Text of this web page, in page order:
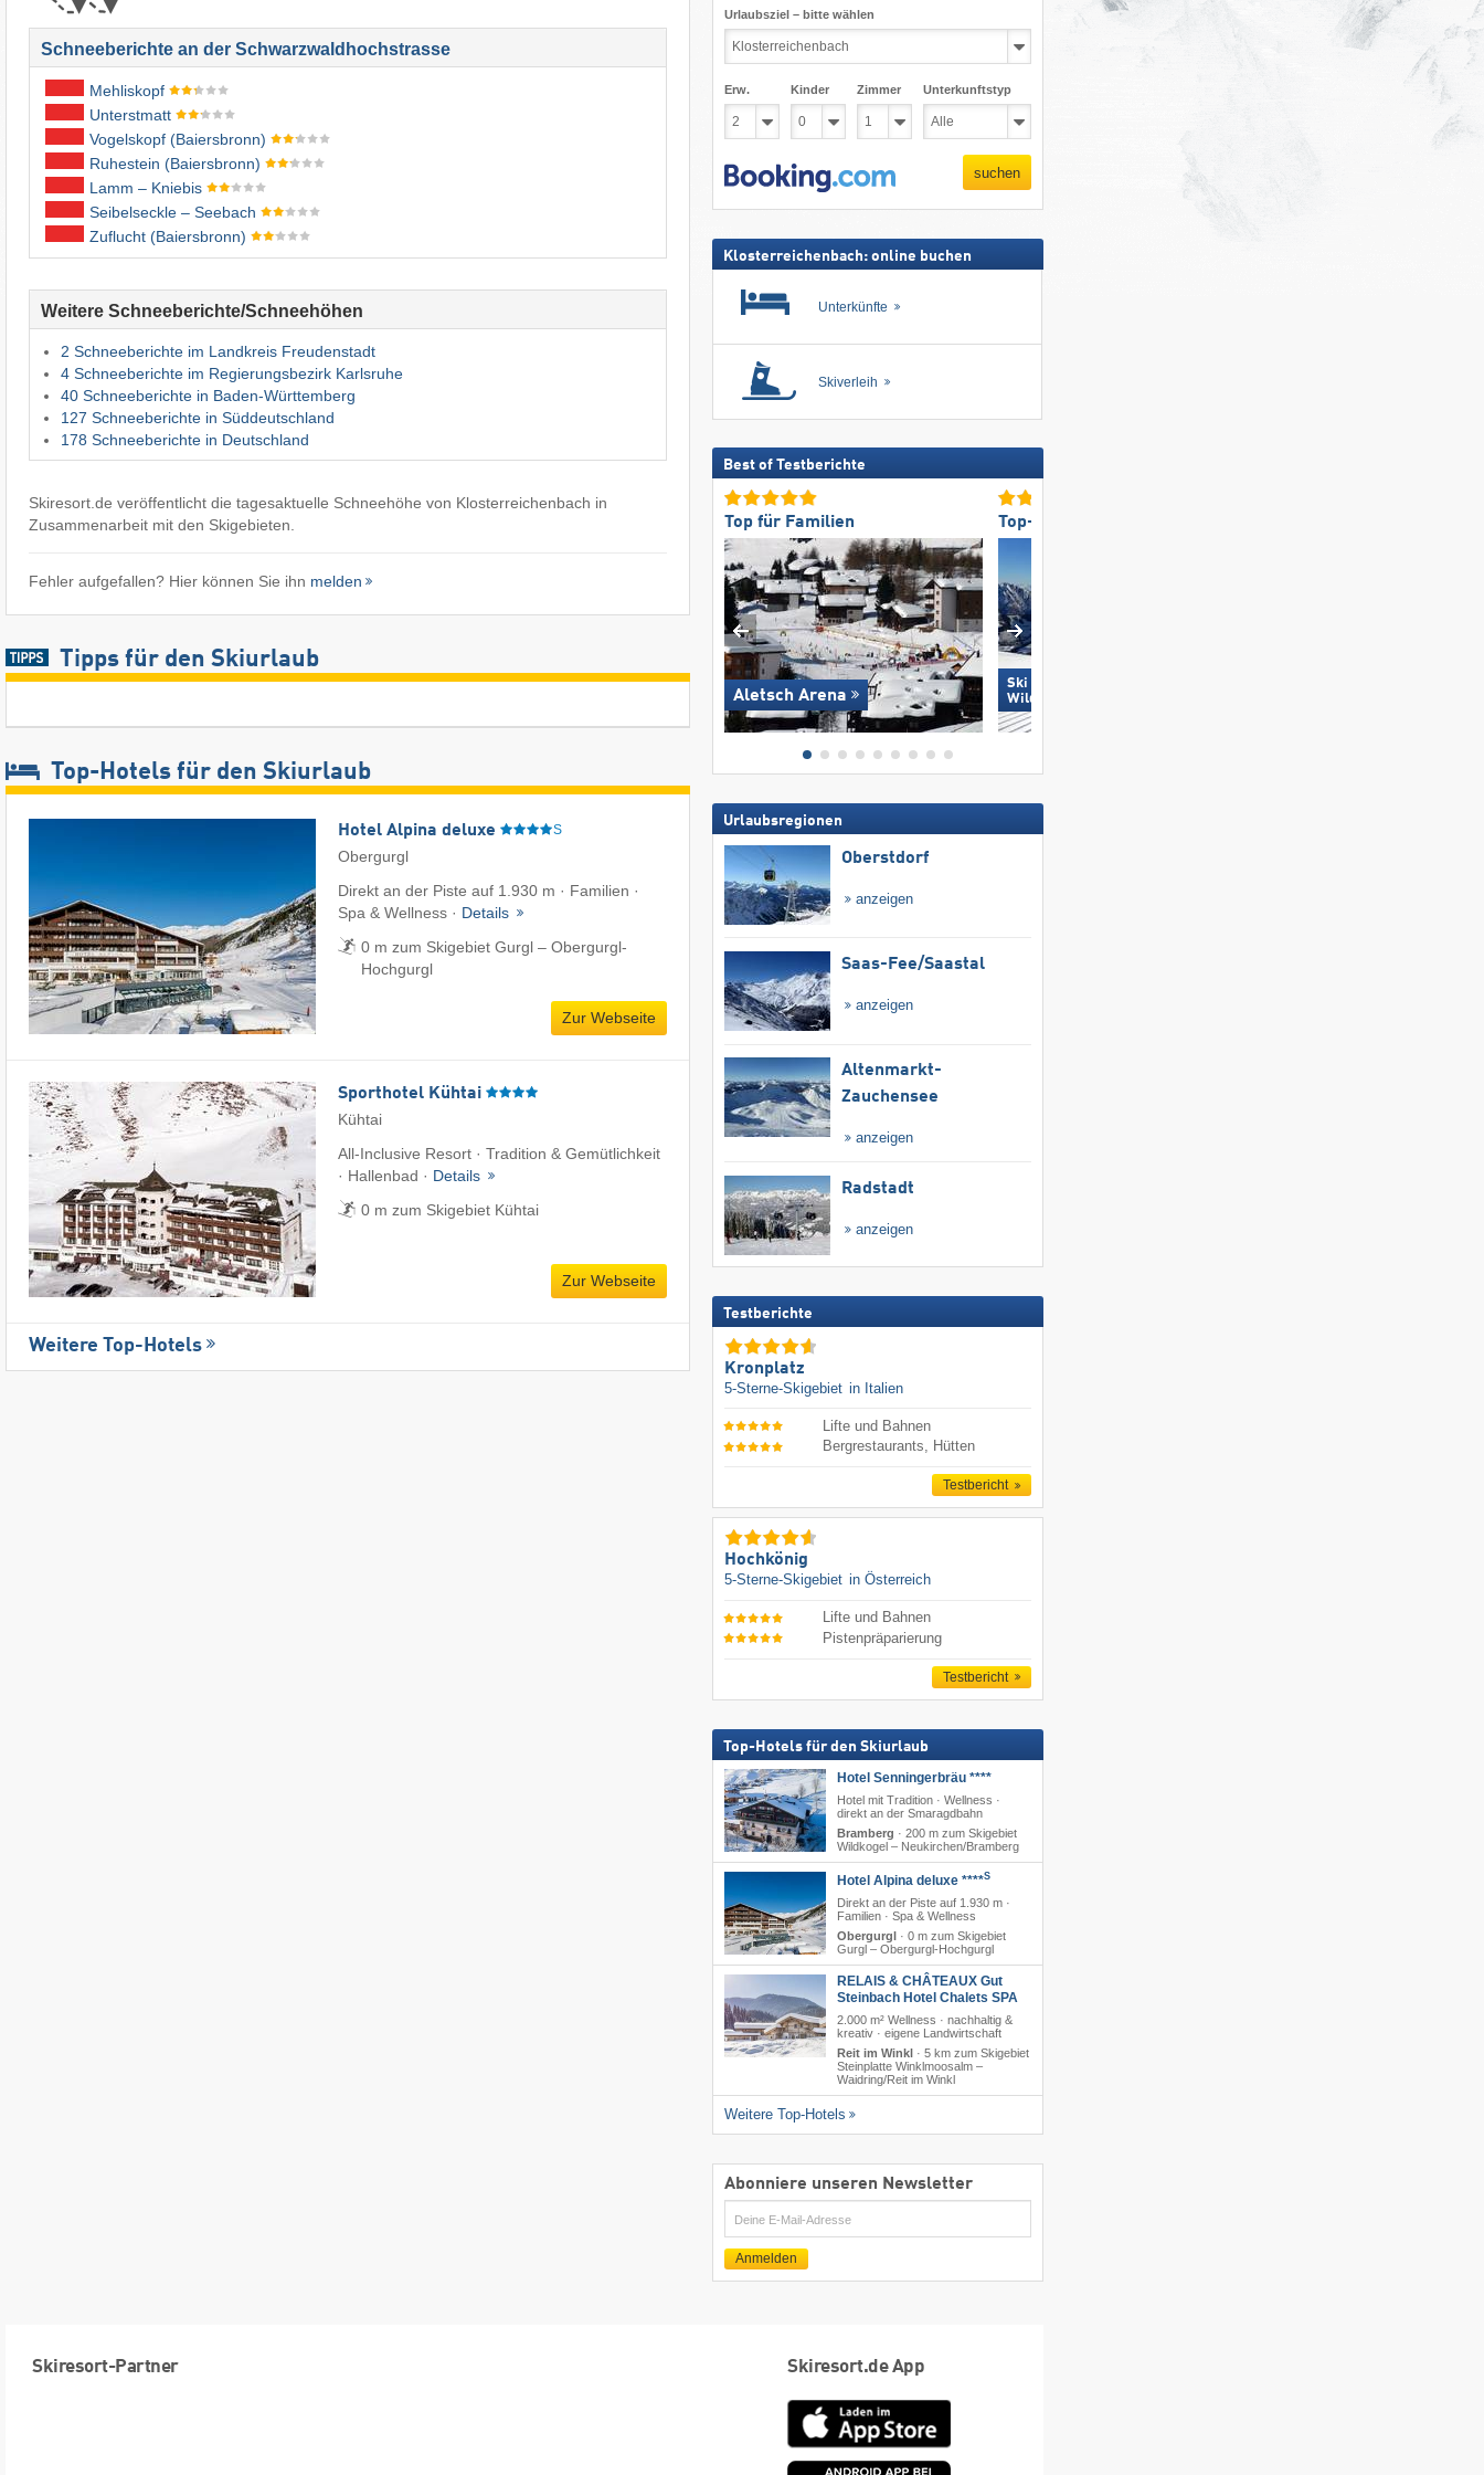
Schneeberichte an der Schwarzwaldhochstrasse
Mehliskopf
Unterstmatt
Vogelskopf (Baiersbronn)
Ruhestein (Baiersbronn)
Lamm – Kniebis
Seibelseckle – Seebach
Zuflucht (Baiersbronn)
Weitere Schneeberichte/Schneehöhen
2 Schneeberichte im Landkreis Freudenstadt
4 Schneeberichte im Regierungsbezirk Karlsruhe
40 Schneeberichte in Baden-Württemberg
127 Schneeberichte in Süddeutschland
178 Schneeberichte in Deutschland
Skiresort.de veröffentlicht die tagesaktuelle Schneehöhe von Klosterreichenbach in
Zusammenarbeit mit den Skigebieten.
Fehler aufgefallen? Hier können Sie ihn melden
Tipps für den Skiurlaub
Top-Hotels für den Skiurlaub
Hotel Alpina deluxe S
Obergurgl
Direkt an der Piste auf 1.930 m · Familien ·
Spa & Wellness · Details
0 m zum Skigebiet Gurgl – Obergurgl-
Hochgurgl
Zur Webseite
Sporthotel Kühtai
Kühtai
All-Inclusive Resort · Tradition & Gemütlichkeit
· Hallenbad · Details
0 m zum Skigebiet Kühtai
Zur Webseite
Weitere Top-Hotels
Urlaubsziel – bitte wählen
Erw. Kinder Zimmer Unterkunftstyp
suchen
Klosterreichenbach: online buchen
Unterkünfte
Skiverleih
Best of Testberichte
Top für Familien
Aletsch Arena
Top-Pistenpräparierung
Ski Juwel Alpbachtal
Wildschönau
Urlaubsregionen
Oberstdorf
anzeigen
Saas-Fee/​Saastal
anzeigen
Altenmarkt-
Zauchensee
anzeigen
Radstadt
anzeigen
Testberichte
Kronplatz
5-Sterne-Skigebiet in Italien
Lifte und Bahnen
Bergrestaurants, Hütten
Testbericht
Hochkönig
5-Sterne-Skigebiet in Österreich
Lifte und Bahnen
Pistenpräparierung
Testbericht
Top-Hotels für den Skiurlaub
Hotel Senningerbräu ****
Hotel mit Tradition · Wellness ·
direkt an der Smaragdbahn
Bramberg · 200 m zum Skigebiet
Wildkogel – Neukirchen/​Bramberg
Hotel Alpina deluxe ****S
Direkt an der Piste auf 1.930 m ·
Familien · Spa & Wellness
Obergurgl· 0 m zum Skigebiet
Gurgl – Obergurgl-Hochgurgl
RELAIS & CHÂTEAUX Gut
Steinbach Hotel Chalets SPA
2.000 m² Wellness · nachhaltig &
kreativ · eigene Landwirtschaft
Reit im Winkl· 5 km zum Skigebiet
Steinplatte Winklmoosalm –
Waidring/​Reit im Winkl
Weitere Top-Hotels
Abonniere unseren Newsletter
E-
Mail
Anmelden
Skiresort-Partner Skiresort.de App
App
Store
Google